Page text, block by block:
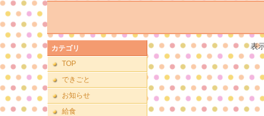
カテゴリ
TOP
できごと
お知らせ
給食
表